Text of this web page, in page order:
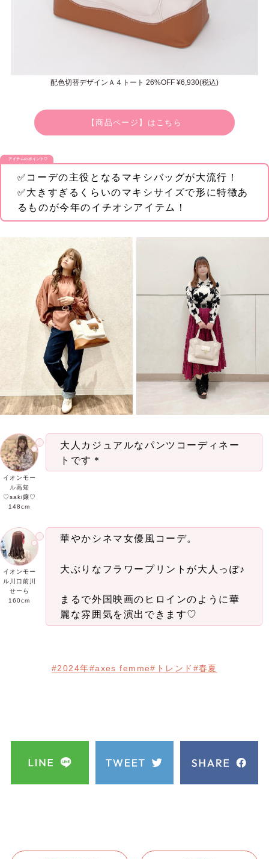
配色切替デザインＡ４トート 26%OFF ¥6,930(税込)
【商品ページ】はこちら
アイテムのポイント♡
✅コーデの主役となるマキシバッグが大流行！
✅大きすぎるくらいのマキシサイズで形に特徴あ
るものが今年のイチオシアイテム！
イオンモー
ル高知
♡saki嬢♡
148cm
大人カジュアルなパンツコーディネー
トです＊
イオンモー
ル川口前川
せーら
160cm
華やかシネマ女優風コーデ。
大ぶりなフラワープリントが大人っぽ♪
まるで外国映画のヒロインのように華
麗な雰囲気を演出できます♡
#2024年#axes femme#トレンド #春夏